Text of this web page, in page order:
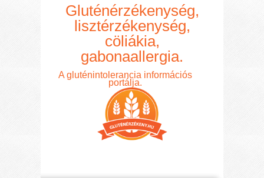
Gluténérzékenység,
lisztérzékenység,
cöliákia,
gabonaallergia.
A gluténintolerancia információs
portálja.